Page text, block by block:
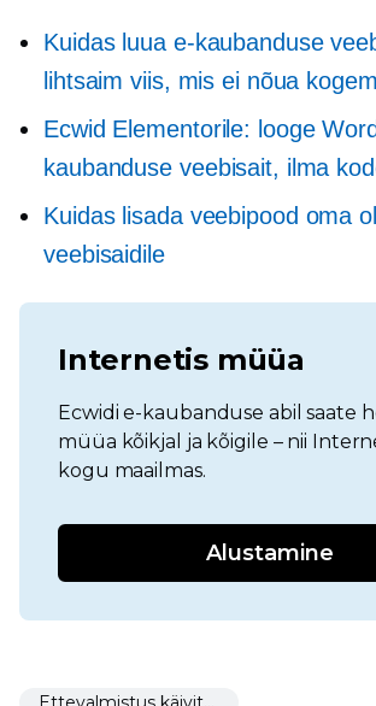
Kuidas luua e-kaubanduse
lihtsaim viis, mis ei nõua
Ecwid Elementorile: looge
kaubanduse veebisait, ilma
Kuidas lisada veebipood oma
veebisaidile
Internetis müüa
Ecwidi e-kaubanduse abil saate
müüa kõikjal ja kõigile – nii
kogu maailmas.
Alustamine